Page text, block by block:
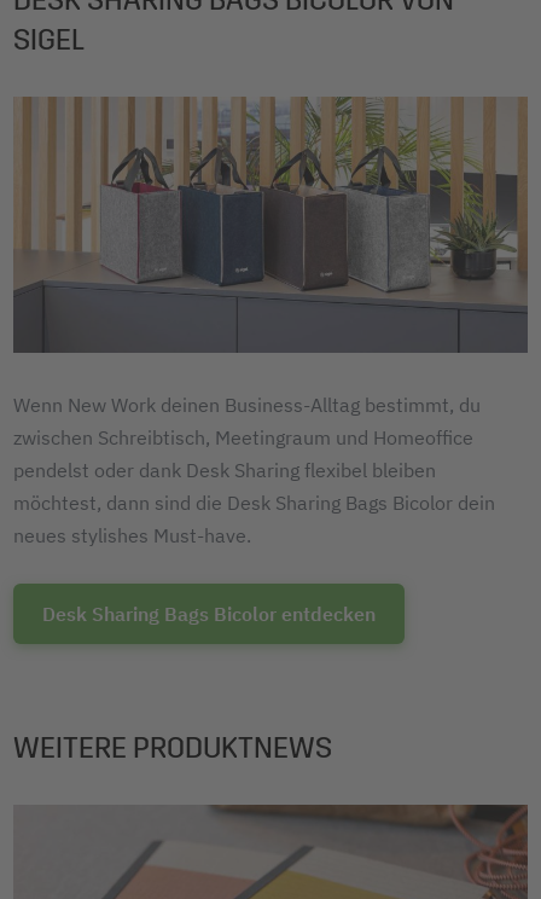
SIGEL
Wenn New Work deinen Business-Alltag bestimmt, du
zwischen Schreibtisch, Meetingraum und Homeoffice
pendelst oder dank Desk Sharing flexibel bleiben
möchtest, dann sind die Desk Sharing Bags Bicolor dein
neues stylishes Must-have.
Desk Sharing Bags Bicolor entdecken
WEITERE PRODUKTNEWS